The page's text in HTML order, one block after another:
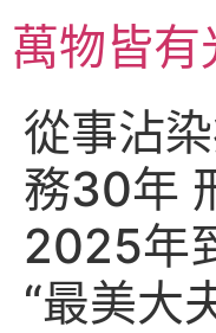
主萬物皆有
從事沾
務30年
2025年
“最美大